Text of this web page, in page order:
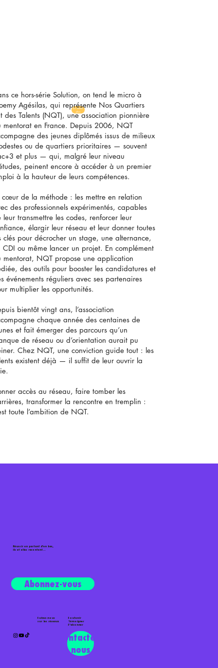
En savoir
plus
ce hors-série Solution, on tend le micro à
Agésilas, qui représente Nos Quartiers
des Talents (NQT), une association pionnière
mentorat en France. Depuis 2006, NQT
des jeunes diplômés issus de milieux
ou de quartiers prioritaires — souvent
et plus — qui, malgré leur niveau
peinent encore à accéder à un premier
à la hauteur de leurs compétences.
cœur de la méthode : les mettre en relation
des professionnels expérimentés, capables
leur transmettre les codes, renforcer leur
élargir leur réseau et leur donner toutes
clés pour décrocher un stage, une alternance,
CDI ou même lancer un projet. En complément
mentorat, NQT propose une application
des outils pour booster les candidatures et
événements réguliers avec ses partenaires
multiplier les opportunités.
bientôt vingt ans, l’association
chaque année des centaines de
et fait émerger des parcours qu’un
de réseau ou d’orientation aurait pu
Chez NQT, une conviction guide tout : les
existent déjà — il suffit de leur ouvrir la
accès au réseau, faire tomber les
transformer la rencontre en tremplin :
toute l’ambition de NQT.
Réussir en partant d'en bas,
ils et elles racontent...
Écouter le podcast
Abonnez-vous
Suivez-nous
sur les réseaux
Contactez-
nous
Soutenir
Témoigner
S'abonner